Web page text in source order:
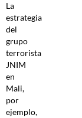
La
estrategia
del
grupo
terrorista
JNIM
en
Mali,
por
ejemplo,